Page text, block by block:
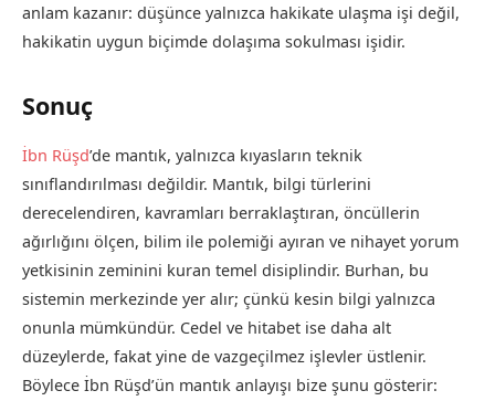
anlam kazanır: düşünce yalnızca hakikate ulaşma işi değil,
hakikatin uygun biçimde dolaşıma sokulması işidir.
Sonuç
İbn Rüşd’de mantık, yalnızca kıyasların teknik
sınıflandırılması değildir. Mantık, bilgi türlerini
derecelendiren, kavramları berraklaştıran, öncüllerin
ağırlığını ölçen, bilim ile polemiği ayıran ve nihayet yorum
yetkisinin zeminini kuran temel disiplindir. Burhan, bu
sistemin merkezinde yer alır; çünkü kesin bilgi yalnızca
onunla mümkündür. Cedel ve hitabet ise daha alt
düzeylerde, fakat yine de vazgeçilmez işlevler üstlenir.
Böylece İbn Rüşd’ün mantık anlayışı bize şunu gösterir: